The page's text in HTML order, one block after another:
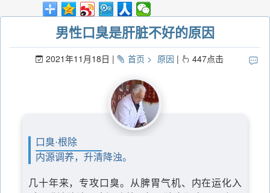
男性口臭是肝脏不好的原因
2021年11月18日 首页 原因 447点击
口臭·根除
内源调养，升清降浊。
几十年来，专攻口臭。从脾胃气机、内在运化入